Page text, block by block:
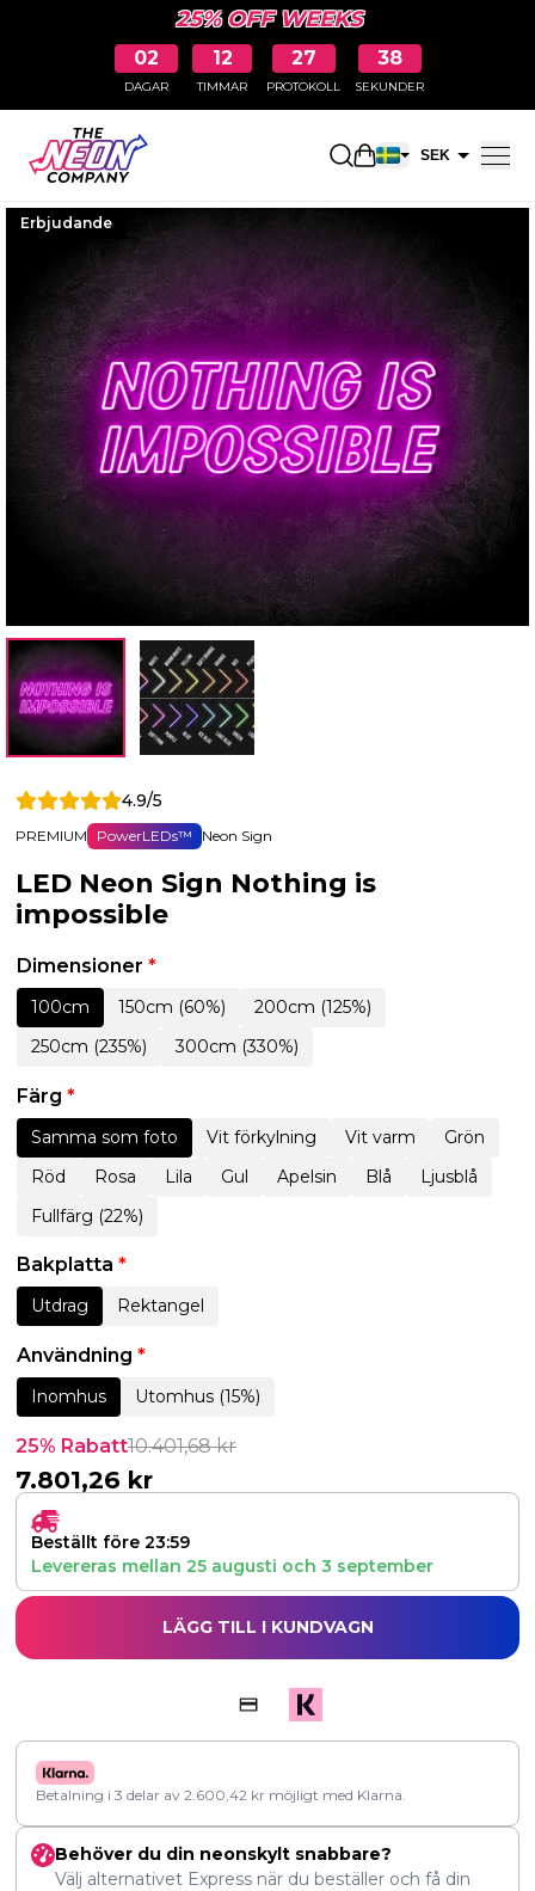
25% OFF WEEKS
02
DAGAR
12
TIMMAR
27
PROTOKOLL
37
SEKUNDER
ÖppnaSEK
Erbjudande
4.9/5
PREMIUM PowerLEDs™ Neon Sign
LED Neon Sign Nothing is
impossible
Dimensioner *
100cm 150cm (60%)
200cm (125%)
250cm (235%)
300cm (330%)
Färg *
Samma som foto Vit förkylning Vit varm
Grön
Röd
Rosa Lila Gul Apelsin Blå
Ljusblå
Fullfärg (22%)
Bakplatta *
Utdrag Rektangel
Användning *
Inomhus Utomhus (15%)
25% Rabatt10.401,68kr
7.801,26 kr
Beställt före 23:59
Levereras mellan 25 augusti och 3 september
LÄGG TILL I KUNDVAGN
Betalning i 3 delar av 2.600,42 kr möjligt med Klarna.
Behöver du din neonskylt snabbare?
Välj alternativet Express när du beställer och få din